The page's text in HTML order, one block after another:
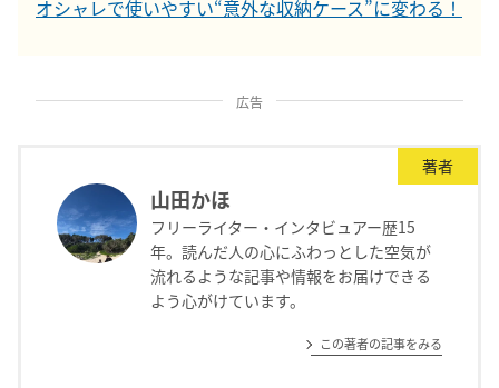
オシャレで使いやすい“意外な収納ケース”に変わる！
広告
著者
山田かほ
フリーライター・インタビュアー歴15
年。読んだ人の心にふわっとした空気が
流れるような記事や情報をお届けできる
よう心がけています。
この著者の記事をみる